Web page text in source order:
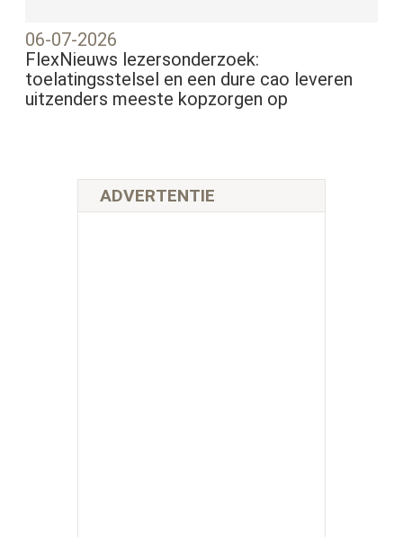
06-07-2026
FlexNieuws lezersonderzoek:
toelatingsstelsel en een dure cao leveren
uitzenders meeste kopzorgen op
ADVERTENTIE